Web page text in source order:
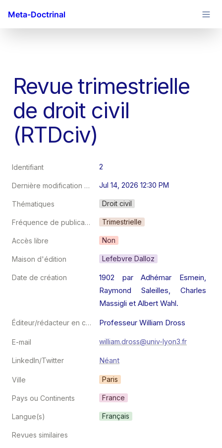
Meta-Doctrinal
Revue trimestrielle
de droit civil
(RTDciv)
Identifiant 2
Dernière modification au Jul 14, 2026 12:30 PM
Thématiques Droit civil
Fréquence de publication Trimestrielle
Accès libre Non
Maison d'édition Lefebvre Dalloz
Date de création
1902 par Adhémar Esmein,
Raymond Saleilles, Charles
Massigli et Albert Wahl.
Éditeur/rédacteur en chef Professeur William Dross
E-mail william.dross@univ-lyon3.fr
LinkedIn/Twitter Néant
Ville Paris
Pays ou Continents France
Langue(s) Français
Revues similaires